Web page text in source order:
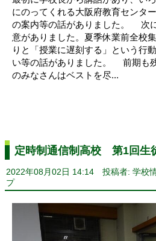
にのってくれる大阪府教育センタ
の案内等の話がありました。 次
意がありました。夏季休業前全校
りと「授業に遅刻する」という行
い等の話がありました。 前期も
のみなさんはベストを尽...
定時制通信制高校 第1回生
2022年08月02日 14:14 投稿者: 学校
プ